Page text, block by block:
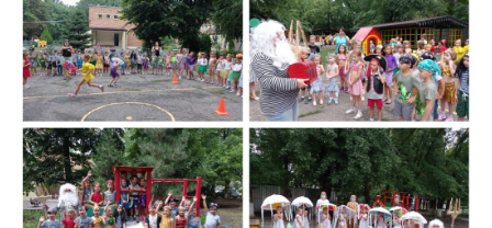
Реализация соц заказа
Напишите нам